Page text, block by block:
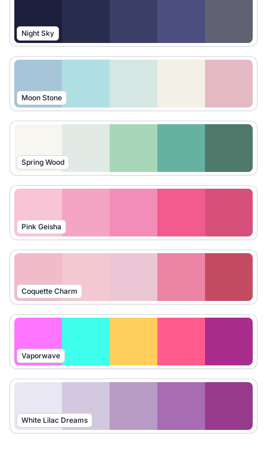
Night Sky
Moon Stone
Spring Wood
Pink Geisha
Coquette Charm
Vaporwave
White Lilac Dreams